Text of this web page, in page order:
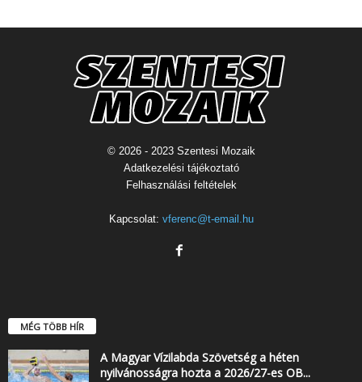
© 2026 - 2023 Szentesi Mozaik
Adatkezelési tájékoztató
Felhasználási feltételek
Kapcsolat: vferenc@t-email.hu
MÉG TÖBB HÍR
A Magyar Vízilabda Szövetség a héten
nyilvánosságra hozta a 2026/27-es OB...